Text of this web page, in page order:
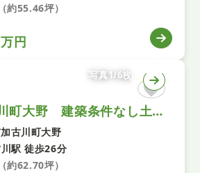
約55.46坪）
万円
写真1/6枚
加古川市加古川町大野 建築条件なし土地 ３号地
古川町大野
駅 徒歩26分
約62.70坪）